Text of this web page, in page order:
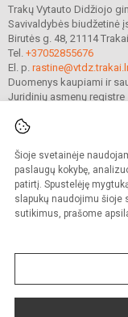
Šioje svetainėje
paslaugų kokybę,
patirtį. Spustelėję
slapukų naudojimu šioje
sutikimus, prašome
Trakų Vytauto Didžiojo
Savivaldybės biudžetinė
Birutės g. 48, 21114 Trakai
Tel. +37052855676
El. p.
Duomenys kaupiami ir
Juridinių asmenų registre
© 2021. Trakų
Kopijuoti turinį be